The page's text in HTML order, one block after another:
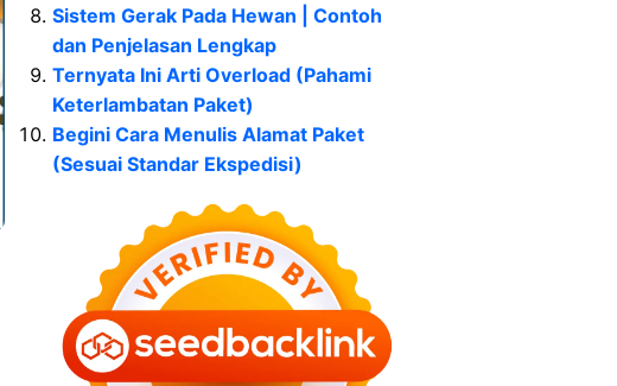
Sistem Gerak Pada Hewan | Contoh
dan Penjelasan Lengkap
Ternyata Ini Arti Overload (Pahami
Keterlambatan Paket)
Begini Cara Menulis Alamat Paket
(Sesuai Standar Ekspedisi)